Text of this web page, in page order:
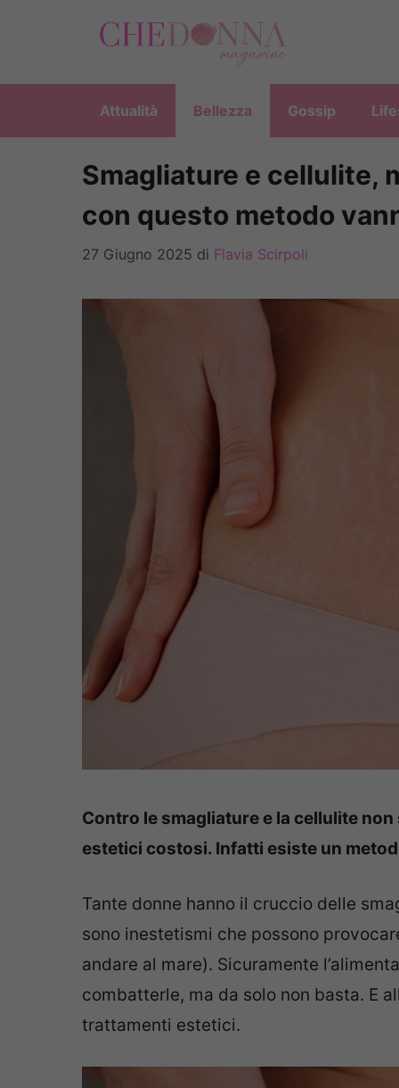
Attualità Bellezza Gossip
Smagliature e cellulite,
con questo metodo
27 Giugno 2025 di Flavia Scirpoli
Contro le smagliature e la cellulite
estetici costosi. Infatti esiste un
Tante donne hanno il cruccio delle
sono inestetismi che possono
andare al mare). Sicuramente
combatterle, ma da solo non basta. E
trattamenti estetici.